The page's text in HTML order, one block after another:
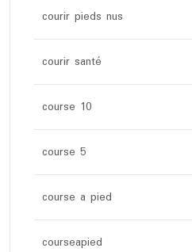
courir pieds nus
courir santé
course 10
course 5
course a pied
courseapied